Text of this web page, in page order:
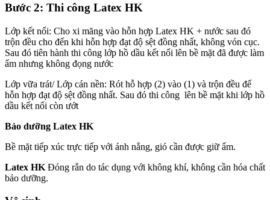
Bước 2: Thi công Latex HK
Lớp kết nối: Cho xi măng vào hỗn hợp Latex HK + nước sau đó
trộn đều cho đến khi hỗn hợp đạt độ sệt đồng nhất, không vón cục.
Sau đó tiên hành thi công lớp hồ dầu kết nối lên bề mặt đã được làm
ẩm nhưng không đọng nước
Lớp vữa trát/ Lớp cán nền: Rót hỗ hợp (2) vào (1) và trộn đều để
hỗn hợp đạt độ sệt đồng nhất. Sau đó thi công lên bề mặt khi lớp hồ
dầu kết nối còn ướt
Bảo dưỡng Latex HK
Bề mặt tiếp xúc trực tiếp với ánh nắng, gió cần được giữ ẩm.
Latex HK Đóng rắn do tác dụng với không khí, không cần hóa chất
bảo dưỡng.